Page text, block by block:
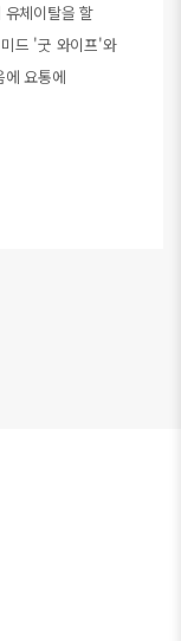
체이탈을 할
드 '굿 와이프'와
요통에